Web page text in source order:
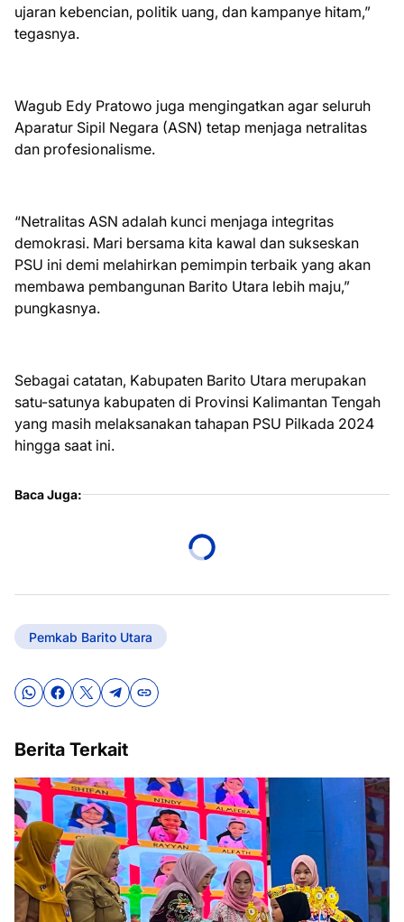
ujaran kebencian, politik uang, dan kampanye hitam,”
tegasnya.
Wagub Edy Pratowo juga mengingatkan agar seluruh
Aparatur Sipil Negara (ASN) tetap menjaga netralitas
dan profesionalisme.
“Netralitas ASN adalah kunci menjaga integritas
demokrasi. Mari bersama kita kawal dan sukseskan
PSU ini demi melahirkan pemimpin terbaik yang akan
membawa pembangunan Barito Utara lebih maju,”
pungkasnya.
Sebagai catatan, Kabupaten Barito Utara merupakan
satu-satunya kabupaten di Provinsi Kalimantan Tengah
yang masih melaksanakan tahapan PSU Pilkada 2024
hingga saat ini.
Baca Juga:
Pemkab Barito Utara
Berita Terkait